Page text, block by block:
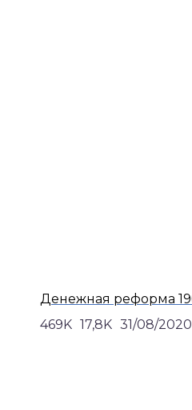
469K 17,8K 31/08/2020